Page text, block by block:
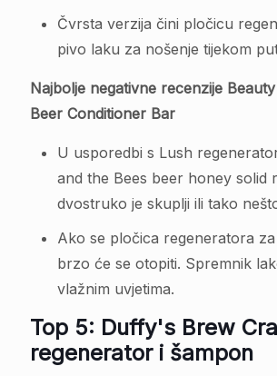
Čvrsta verzija čini pločicu
pivo laku za nošenje tijekom
Najbolje negativne recenzije
Beer Conditioner Bar
U usporedbi s Lush
and the Bees beer honey solid
dvostruko je skuplji ili tako
Ako se pločica regeneratora
brzo će se otopiti. Spremnik
vlažnim uvjetima.
Top 5: Duffy's Brew
regenerator i šampon